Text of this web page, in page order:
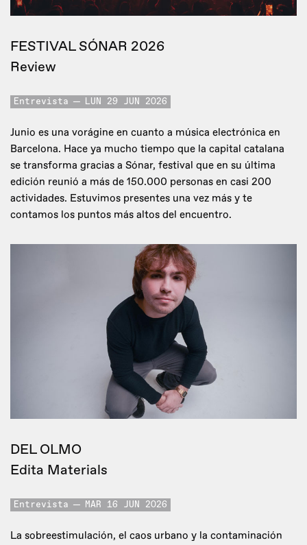
FESTIVAL SÓNAR 2026
Review
Entrevista LUN 29 JUN 2026
Junio es una vorágine en cuanto a música electrónica en
Barcelona. Hace ya mucho tiempo que la capital catalana
se transforma gracias a Sónar, festival que en su última
edición reunió a más de 150.000 personas en casi 200
actividades. Estuvimos presentes una vez más y te
contamos los puntos más altos del encuentro.
DEL OLMO
Edita Materials
Entrevista MAR 16 JUN 2026
La sobreestimulación, el caos urbano y la contaminación